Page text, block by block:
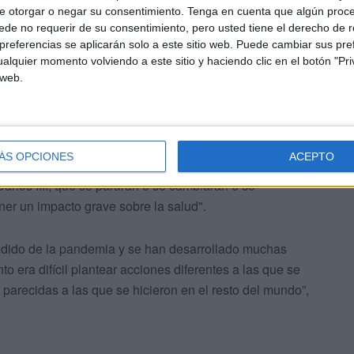
otorgar o negar su consentimiento. Tenga en cuenta que algún
no requerir de su consentimiento, pero usted tiene el derecho de
se aplicarán solo a este sitio web. Puede cambiar sus
momento volviendo a este sitio y haciendo clic en el botón
OPCIONES ACEPTO
contrarias al criterio científico. "Nunca defendí,
que no concuerden con el criterio técnico
que “durante la pandemia hubo propuestas
entre los técnicos del Ministerio, de las
IIII, que se pararan o se cambiaran o se
un impacto grave sobre la salud".
de la pandemia y se han desarrollado muchas
era difícil plantear acciones diferentes a las que se
a las que se hicieron en el resto del mundo”,